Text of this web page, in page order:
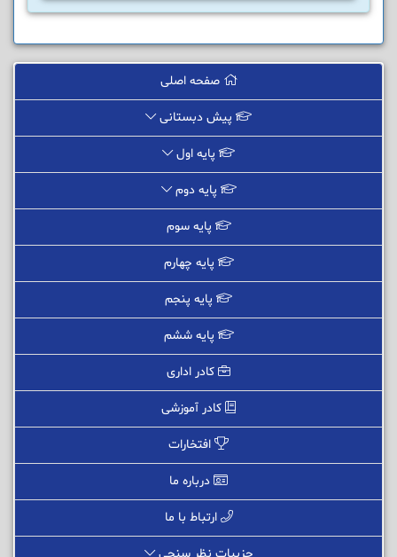
صفحه اصلی
پیش دبستانی
پایه اول
پایه دوم
پایه سوم
پایه چهارم
پایه پنجم
پایه ششم
کادر اداری
کادر آموزشی
افتخارات
درباره ما
ارتباط با ما